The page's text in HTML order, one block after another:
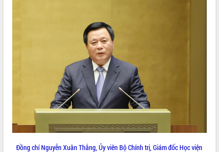
Ngành cá ngừ Đắk Lắk chủ động thích
ứng để giữ vững thị trường xuất khẩu
Diễn đàn Kinh tế tư nhân Việt Nam đột
phá cơ chế - Hợp tác công tư
Đề án 06 tạo bước ngoặt đột phá trong
cải cách hành chính tỉnh Đắk Lắk
Kết nối tour, đẩy mạnh chuyển đổi số
để phát triển du lịch Đắk Lắk
Khởi động Dự án Đầu tư xây dựng hạ
tầng kỹ thuật Cụm công nghiệp Tân
Gặp mặt các cơ quan báo chí nhân Kỷ
Đồng chí Nguyễn Xuân Thắng, Ủy viên Bộ Chính trị, Giám đốc Học viện